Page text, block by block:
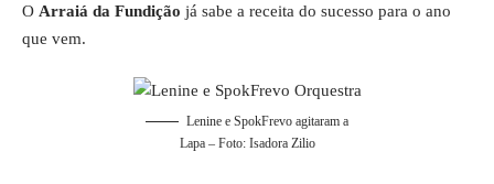
O Arraiá da Fundição já sabe a receita do sucesso para o ano
que vem.
Lenine e SpokFrevo agitaram a
Lapa – Foto: Isadora Zilio